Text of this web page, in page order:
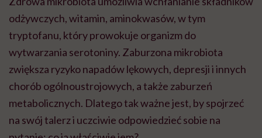
odżywczych, witamin, aminokwasów, w tym
tryptofanu, który prowokuje organizm do
wytwarzania serotoniny. Zaburzona mikrobiota
zwiększa ryzyko napadów lękowych, depresji i innych
chorób ogólnoustrojowych, a także zaburzeń
metabolicznych. Dlatego tak ważne jest, by spojrzeć
na swój talerz i uczciwie odpowiedzieć sobie na